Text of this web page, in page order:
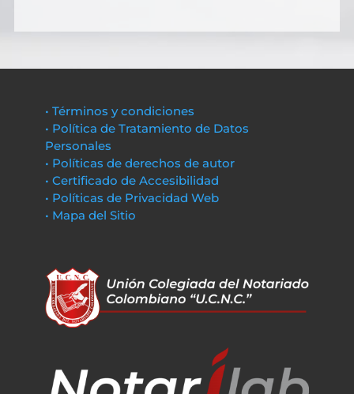
• Términos y condiciones
• Política de Tratamiento de Datos
Personales
• Políticas de derechos de autor
• Certificado de Accesibilidad
• Políticas de Privacidad Web
• Mapa del Sitio